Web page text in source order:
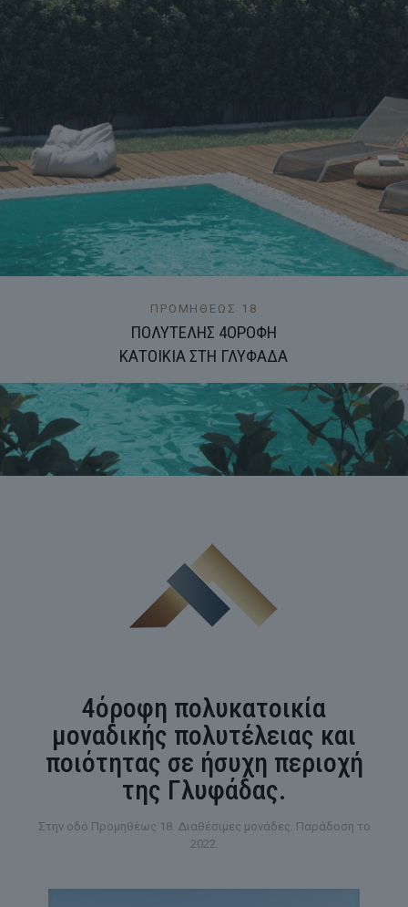
ΠΡΟΜΗΘΕΩΣ 18
ΠΟΛΥΤΕΛΗΣ 4ΟΡΟΦΗ
ΚΑΤΟΙΚΙΑ ΣΤΗ ΓΛΥΦΑΔΑ
4όροφη πολυκατοικία
μοναδικής πολυτέλειας και
ποιότητας σε ήσυχη περιοχή
της Γλυφάδας.
Στην οδό Προμηθέως 18. Διαθέσιμες μονάδες. Παράδοση το
2022.